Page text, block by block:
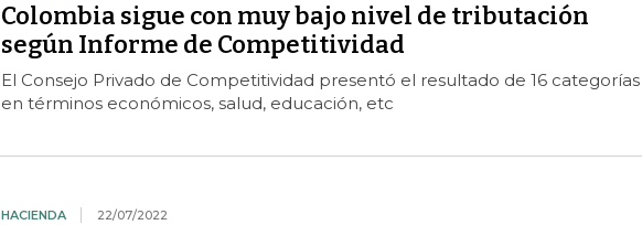
Colombia sigue con muy bajo nivel de tributación
según Informe de Competitividad
El Consejo Privado de Competitividad presentó el resultado de 16 categorías
en términos económicos, salud, educación, etc
HACIENDA 22/07/2022